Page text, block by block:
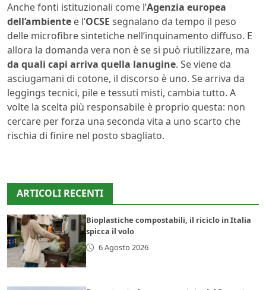
Anche fonti istituzionali come l’Agenzia europea
dell’ambiente e l’OCSE segnalano da tempo il peso
delle microfibre sintetiche nell’inquinamento diffuso. E
allora la domanda vera non è se si può riutilizzare, ma
da quali capi arriva quella lanugine. Se viene da
asciugamani di cotone, il discorso è uno. Se arriva da
leggings tecnici, pile e tessuti misti, cambia tutto. A
volte la scelta più responsabile è proprio questa: non
cercare per forza una seconda vita a uno scarto che
rischia di finire nel posto sbagliato.
ARTICOLI RECENTI
Bioplastiche compostabili, il riciclo in Italia
spicca il volo
6 Agosto 2026